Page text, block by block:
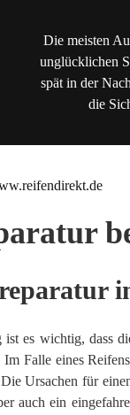
Die meisten
unglücklichen
spät in der
die
ist es wichtig, dass
Falle eines
Ursachen für
auch ein